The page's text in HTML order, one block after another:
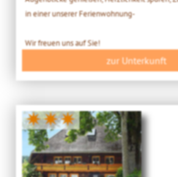
in einer unserer Ferienwohnung-
Wir freuen uns auf Sie!
zur Unterkunft
✷✷✷